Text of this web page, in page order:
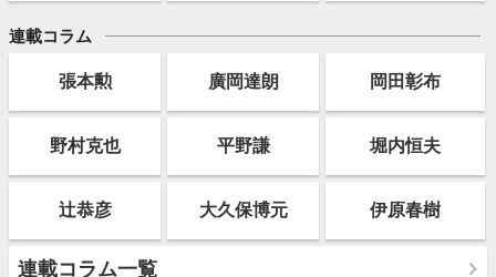
連載コラム
張本勲 廣岡達朗 岡田彰布
野村克也 平野謙 堀内恒夫
辻恭彦 大久保博元 伊原春樹
連載コラム一覧